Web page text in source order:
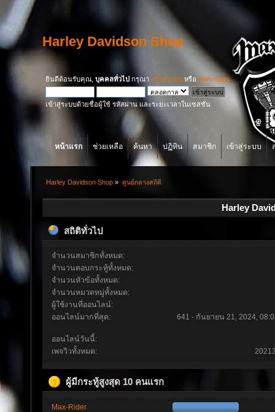
Harley Davidson Shop
ยินดีต้อนรับคุณ, บุคคลทั่วไป กรุณา เข้าสู่ระบบ หรือ ลงทะเบียน
เข้าสู่ระบบด้วยชื่อผู้ใช้ รหัสผ่าน และระยะเวลาในเซสชั่น
หน้าแรก ช่วยเหลือ ค้นหา ปฏิทิน สมาชิก เข้าสู่ระบบ
Harley Davidson Shop » ศูนย์กลางสถิติ
Harley
สถิติทั่วไป
จำนวนสมาชิกทั้งหมด:
จำนวนตอบกระทู้ทั้งหมด:
จำนวนหัวข้อทั้งหมด:
จำนวนหมวดหมู่ทั้งหมด:
ผู้ใช้งานที่ออนไลน์:
ออนไลน์มากที่สุด:
641 - กันยายน 21, 2024,
ออนไลน์วันนี้:
เพจวิวทั้งหมด:
ผู้มีกระทู้สูงสุด 10 คนแรก
Max-Rider